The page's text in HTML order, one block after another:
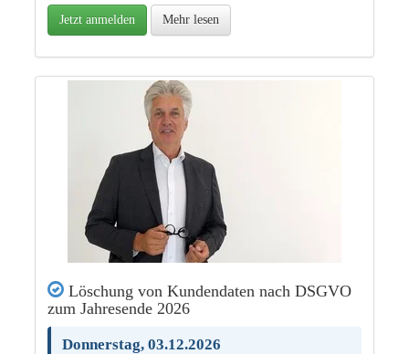
Jetzt anmelden Mehr lesen
Löschung von Kundendaten nach DSGVO
zum Jahresende 2026
Donnerstag, 03.12.2026